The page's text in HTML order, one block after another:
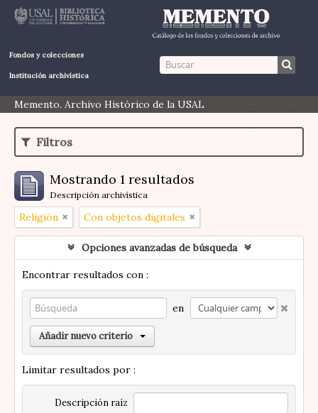
Fondos y colecciones
Institución archivística
Memento. Archivo Histórico de la USAL
Filtros
Mostrando 1 resultados
Descripción archivística
Religión Con objetos digitales
Opciones avanzadas de búsqueda
Encontrar resultados con :
en
Añadir nuevo criterio
Limitar resultados por :
Descripción raíz